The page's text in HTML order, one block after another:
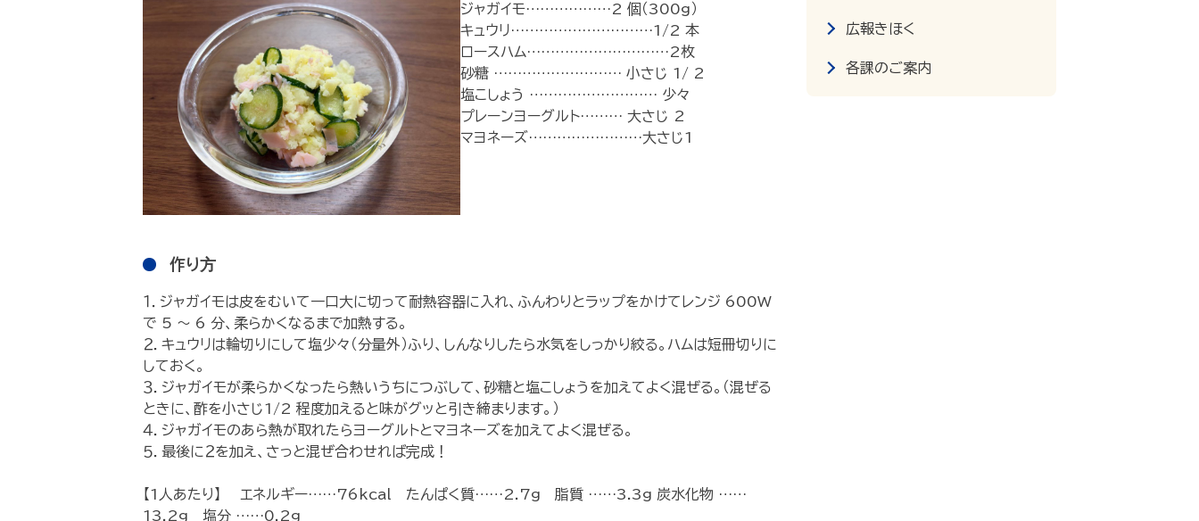
ジャガイモ………………2 個（300g）
キュウリ…………………………1/2 本
ロースハム…………………………2枚
砂糖 ……………………… 小さじ 1/ 2
塩こしょう ……………………… 少々
プレーンヨーグルト……… 大さじ 2
マヨネーズ……………………大さじ1
作り⽅
１．ジャガイモは皮をむいて一口大に切って耐熱容器に入れ、ふんわりとラップをかけてレンジ 600W
で 5 ～ 6 分、柔らかくなるまで加熱する。
２．キュウリは輪切りにして塩少々（分量外）ふり、しんなりしたら水気をしっかり絞る。ハムは短冊切りに
しておく。
３．ジャガイモが柔らかくなったら熱いうちにつぶして、砂糖と塩こしょうを加えてよく混ぜる。（混ぜる
ときに、酢を小さじ1/2 程度加えると味がグッと引き締まります。）
４．ジャガイモのあら熱が取れたらヨーグルトとマヨネーズを加えてよく混ぜる。
５．最後に２を加え、さっと混ぜ合わせれば完成！
【1人あたり】 エネルギー……76kcal たんぱく質……2.7g 脂質 ……3.3g 炭水化物 ……
13.2g 塩分 ……0.2g
広報きほく
各課のご案内